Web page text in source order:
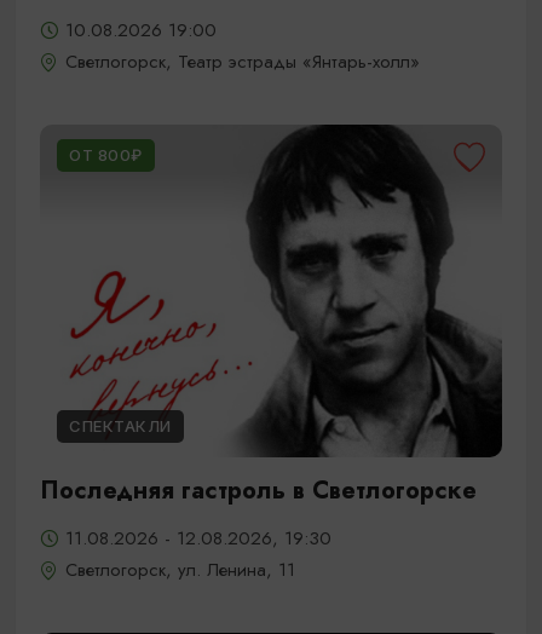
10.08.2026 19:00
Светлогорск, Театр эстрады «Янтарь-холл»
ОТ 800₽
СПЕКТАКЛИ
Последняя гастроль в Светлогорске
11.08.2026 - 12.08.2026, 19:30
Светлогорск, ул. Ленина, 11